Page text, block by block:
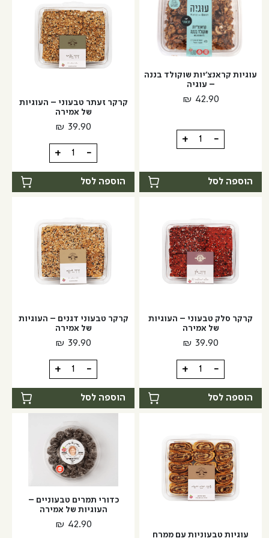
דבש
ושום
עוגיות קראנצ'יות שוקולד בננה
– עוגיה
₪ 42.90
-
כמות
של
קראנצ'יות
שוקולד
-
עוגיה
+
הוספה לסל
קרקר זעתר טבעוני – העוגיות
של אמירה
₪ 39.90
-
כמות
של
קרקר
זעתר
-
העוגיות
של
אמירה
+
הוספה לסל
קרקר סלק טבעוני – העוגיות
של אמירה
₪ 39.90
-
כמות
של
קרקר
סלק
-
העוגיות
של
אמירה
+
הוספה לסל
קרקר טבעוני דגנים – העוגיות
של אמירה
₪ 39.90
-
כמות
של
קרקר
טבעוני
דגנים
-
העוגיות
של
אמירה
+
הוספה לסל
עוגיות טבעוניות עם ממרח
כדורי תמרים טבעוניים –
העוגיות של אמירה
₪ 42.90